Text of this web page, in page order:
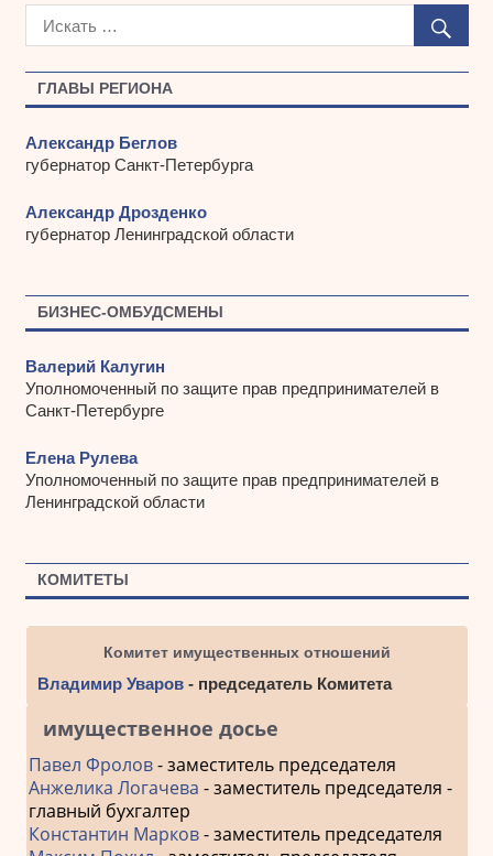
ГЛАВЫ РЕГИОНА
Александр Беглов
губернатор Санкт-Петербурга
Александр Дрозденко
губернатор Ленинградской области
БИЗНЕС-ОМБУДСМЕНЫ
Валерий Калугин
Уполномоченный по защите прав предпринимателей в
Санкт-Петербурге
Елена Рулева
Уполномоченный по защите прав предпринимателей в
Ленинградской области
КОМИТЕТЫ
Комитет имущественных отношений
Владимир Уваров- председатель Комитета
имущественное досье
Павел Фролов- заместитель председателя
Анжелика Логачева - заместитель председателя -
главный бухгалтер
Константин Марков- заместитель председателя
х
ы